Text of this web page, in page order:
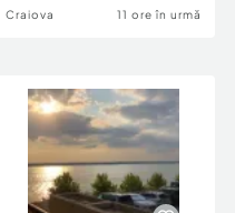
Craiova 11 ore în urmă